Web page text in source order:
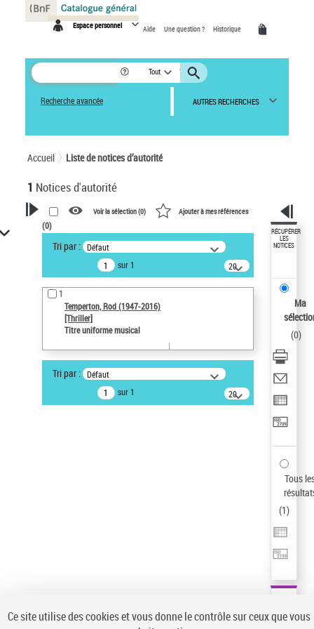
Espace personnel Aide Une question ? Historique
Tout
Recherche avancée AUTRES RECHERCHES
Accueil Liste de notices d’autorité
1 Notices d'autorité
VOTRE RECHERCHE
Recherche avancée dans les
notices d’autorité
Œuvres liées à l'auteur :
Temperton, Rod (1947-2016)
Type de notice d'autorité
Voir la sélection (0) Ajouter à mes références
(0)
Tri par : Défaut
sur 1
20
résultats/page
1
Temperton, Rod (1947-2016)
[Thriller]
Titre uniforme musical
Tri par : Défaut
sur 1
20
résultats/page
RÉCUPÉRER
LES
NOTICES
Ma
(0)
Tous
(1)
Panneau de gestion des cookies
Ce site utilise des cookies et vous donne le contrôle sur ceux que vous